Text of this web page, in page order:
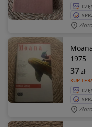
1975
KUP
37zł